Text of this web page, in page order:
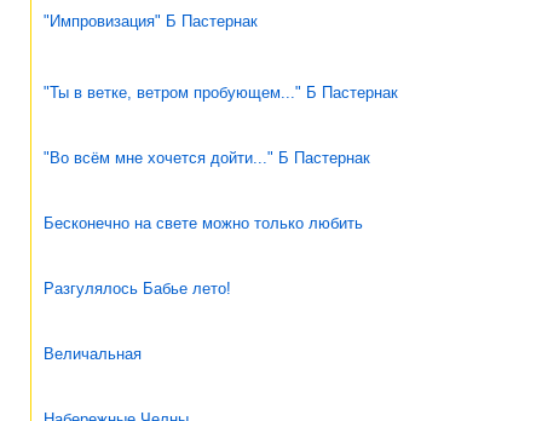
"Импровизация" Б Пастернак
"Ты в ветке, ветром пробующем..." Б Пастернак
"Во всём мне хочется дойти..." Б Пастернак
Бесконечно на свете можно только любить
Разгулялось Бабье лето!
Величальная